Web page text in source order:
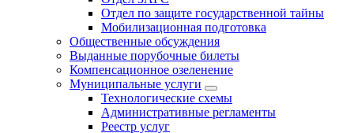
Отдел по защите государственной тайны
Мобилизационная подготовка
Общественные обсуждения
Выданные порубочные билеты
Компенсационное озеленение
Муниципальные услуги
Технологические схемы
Административные регламенты
Реестр услуг